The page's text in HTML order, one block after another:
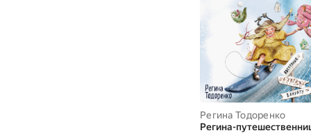
Регина Тодоренко
Регина-